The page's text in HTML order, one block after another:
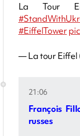
La Tour
#EiffelTower
— La tour Eiffel
21:06
François
russes